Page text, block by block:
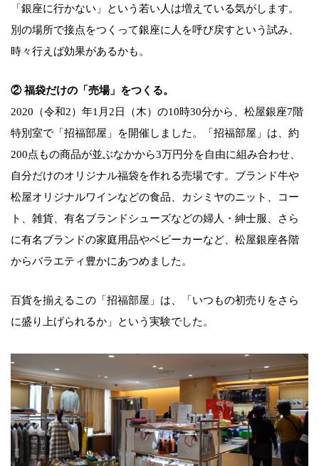
「銀座に行かない」という若い人は増えている気がします。
別の場所で接点をつくって銀座に人を呼び戻すという試み、
時々行えば効果があるかも。
② 福袋だけの「売場」をつくる。
2020（令和2）年1月2日（木）の10時30分から、松屋銀座7階
特別室で「招福部屋」を開催しました。「招福部屋」は、約
200点もの商品が並ぶなかから3万円分を自由に組み合わせ、
自分だけのオリジナル福袋を作れる売場です。ブランド牛や
松屋オリジナルワインなどの食品、カシミヤのニット、コー
ト、雑貨、有名ブランドシューズなどの婦人・紳士服、さら
に有名ブランドの家庭用品やベビーカーなど、松屋銀座各階
からバラエティ豊かにあつめました。
百貨を揃えるこの「招福部屋」は、「いつもの初売りをさら
に盛り上げられるか」という実験でした。